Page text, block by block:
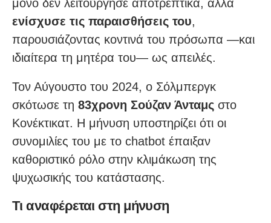
μόνο δεν λειτούργησε αποτρεπτικά, αλλά
ενίσχυσε τις παραισθήσεις του,
παρουσιάζοντας κοντινά του πρόσωπα —και
ιδιαίτερα τη μητέρα του— ως απειλές.
Τον Αύγουστο του 2024, ο Σόλμπεργκ
σκότωσε τη 83χρονη Σούζαν Άνταμς στο
Κονέκτικατ. Η μήνυση υποστηρίζει ότι οι
συνομιλίες του με το chatbot έπαιξαν
καθοριστικό ρόλο στην κλιμάκωση της
ψυχωσικής του κατάστασης.
Τι αναφέρεται στη μήνυση